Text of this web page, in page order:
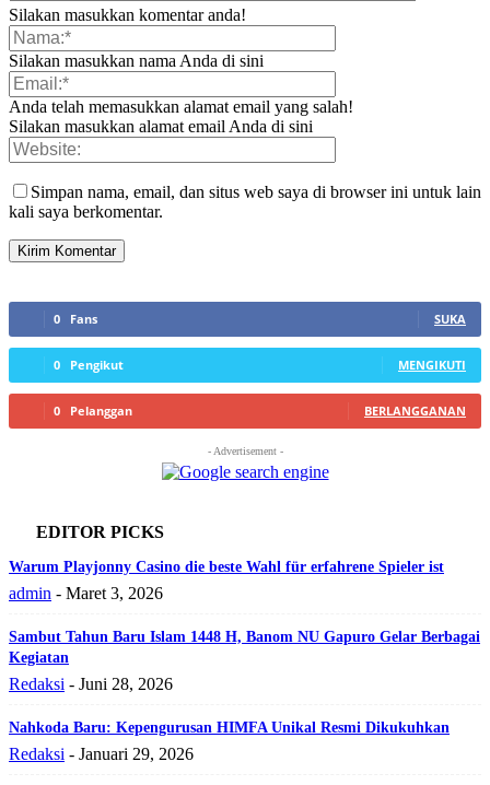
Silakan masukkan komentar anda!
Silakan masukkan nama Anda di sini
Anda telah memasukkan alamat email yang salah!
Silakan masukkan alamat email Anda di sini
Simpan nama, email, dan situs web saya di browser ini untuk lain
kali saya berkomentar.
0 Fans SUKA
0 Pengikut MENGIKUTI
0 Pelanggan BERLANGGANAN
- Advertisement -
EDITOR PICKS
Warum Playjonny Casino die beste Wahl für erfahrene Spieler ist
admin - Maret 3, 2026
Sambut Tahun Baru Islam 1448 H, Banom NU Gapuro Gelar Berbagai
Kegiatan
Redaksi - Juni 28, 2026
Nahkoda Baru: Kepengurusan HIMFA Unikal Resmi Dikukuhkan
Redaksi - Januari 29, 2026